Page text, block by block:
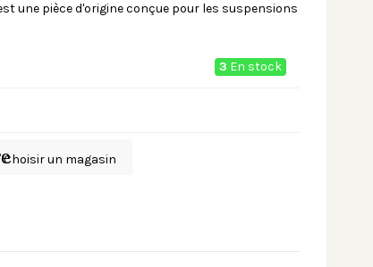
est une pièce d'origine conçue pour les suspensions
3 En stock
Choisir un magasin